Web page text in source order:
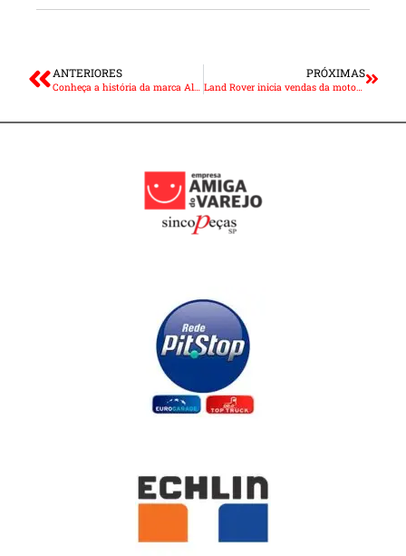
ANTERIORES PRÓXIMAS
Land Rover inicia vendas da motorização diesel para Discovery Sport 2021